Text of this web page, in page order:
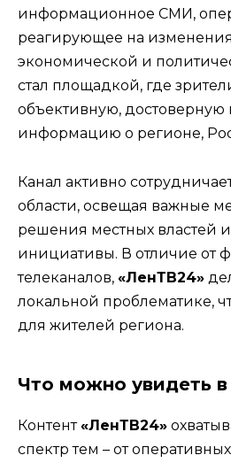
информационное СМИ,
реагирующее на
экономической и
стал площадкой, где
объективную,
информацию о регионе,
Канал активно
области, освещая важные
решения местных властей
инициативы. В отличие от
телеканалов, «ЛенТВ24»
локальной проблематике,
для жителей региона.
Что можно увидеть
Контент«ЛенТВ24»
спектр тем – от